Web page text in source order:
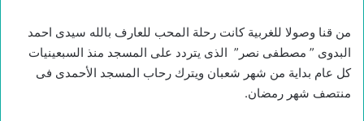
من قنا وصولا للغربية كانت رحلة المحب للعارف بالله سيدى احمد
البدوى ” مصطفى نصر” الذى يتردد على المسجد منذ السبعينيات
كل عام بداية من شهر شعبان ويترك رحاب المسجد الأحمدى فى
منتصف شهر رمضان.